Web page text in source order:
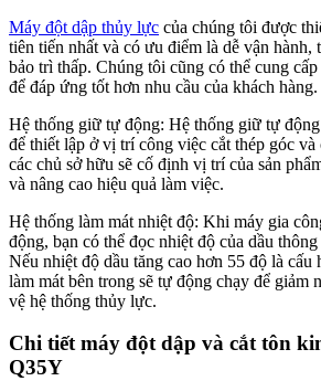
Máy đột dập thủy lực của chúng tôi được
tiên tiến nhất và có ưu điểm là dễ vận hành,
bảo trì thấp. Chúng tôi cũng có thể cung
để đáp ứng tốt hơn nhu cầu của khách hàng.
Hệ thống giữ tự động: Hệ thống giữ tự
để thiết lập ở vị trí công việc cắt thép góc và
các chủ sở hữu sẽ cố định vị trí của sản
và nâng cao hiệu quả làm việc.
Hệ thống làm mát nhiệt độ: Khi máy gia
động, bạn có thể đọc nhiệt độ của dầu
Nếu nhiệt độ dầu tăng cao hơn 55 độ là cấu
làm mát bên trong sẽ tự động chạy để giảm
vệ hệ thống thủy lực.
Chi tiết máy đột dập và cắt tôn
Q35Y